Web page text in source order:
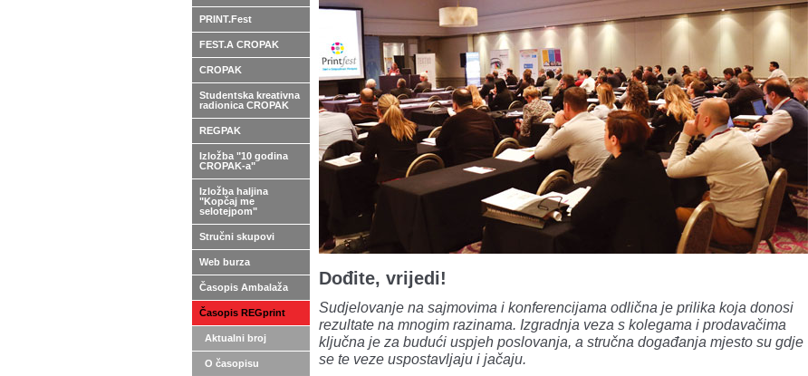
Dođite, vrijedi!
Sudjelovanje na sajmovima i konferencijama odlična je prilika koja donosi
rezultate na mnogim razinama. Izgradnja veza s kolegama i prodavačima
ključna je za budući uspjeh poslovanja, a stručna događanja mjesto su gdje
se te veze uspostavljaju i jačaju.
PRINT.Fest
FEST.A CROPAK
CROPAK
Studentska kreativna
radionica CROPAK
REGPAK
Izložba "10 godina
CROPAK-a"
Izložba haljina
"Kopčaj me
selotejpom"
Stručni skupovi
Web burza
Časopis Ambalaža
Časopis REGprint
Aktualni broj
O časopisu